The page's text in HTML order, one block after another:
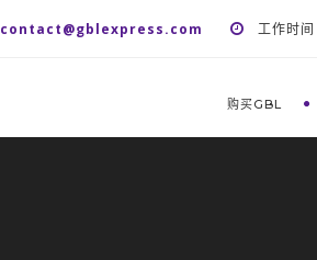
contact@gblexpress.com 工作时间
购买GBL